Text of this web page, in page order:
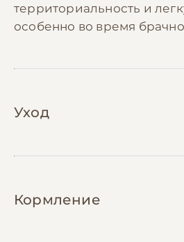
территориальность и
особенно во время
Уход
ответственного подхода и
внимания. Клетка должна
Кормление